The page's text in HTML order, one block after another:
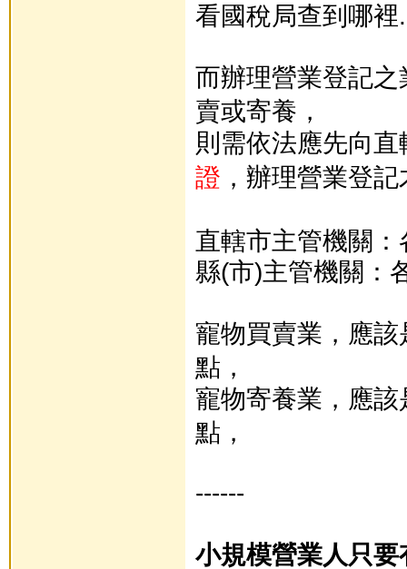
看國稅局查到哪裡
而辦理營業登記
賣或寄養，
則需依法應先向
證 ，辦理營業登
直轄市主管機關
縣(市)主管機關
寵物買賣業，應該
點，
寵物寄養業，應該
點，
------
小規模營業人只